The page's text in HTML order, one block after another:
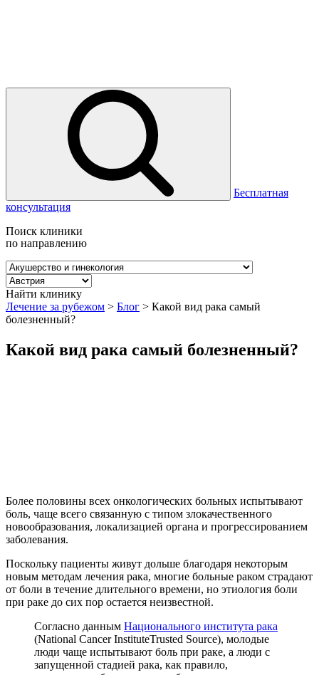
Бесплатная
консультация
Поиск клиники
по направлению
Найти клинику
Лечение за рубежом > Блог > Какой вид рака самый
болезненный?
Какой вид рака самый болезненный?
Более половины всех онкологических больных испытывают
боль, чаще всего связанную с типом злокачественного
новообразования, локализацией органа и прогрессированием
заболевания.
Поскольку пациенты живут дольше благодаря некоторым
новым методам лечения рака, многие больные раком страдают
от боли в течение длительного времени, но этиология боли
при раке до сих пор остается неизвестной.
Согласно данным Национального института рака
(National Cancer InstituteTrusted Source), молодые
люди чаще испытывают боль при раке, а люди с
запущенной стадией рака, как правило,